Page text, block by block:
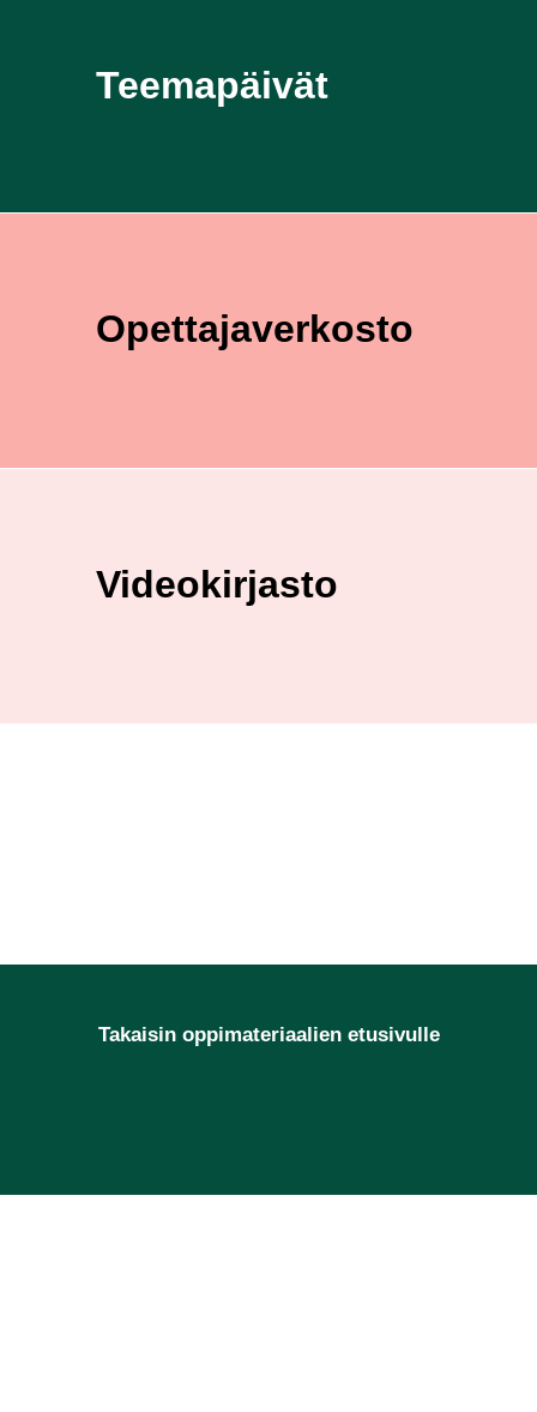
Teema­päivät
Opettaja­verkosto
Video­kirjasto
Takaisin oppimateriaalien etusivulle